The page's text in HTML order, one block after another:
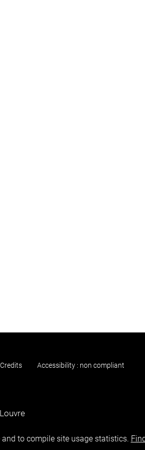
Credits Accessibility : non compliant
to compile site usage statistics.